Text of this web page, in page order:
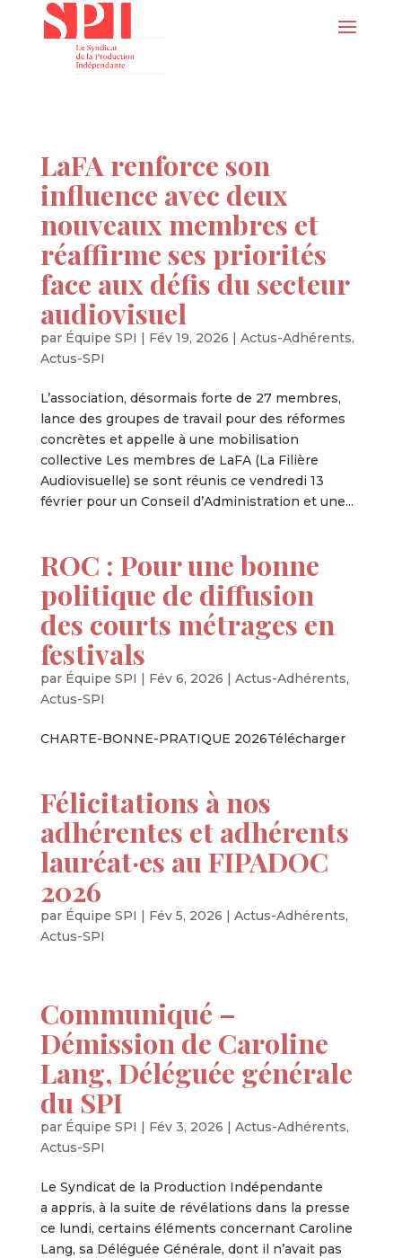
LaFA renforce son
influence avec deux
nouveaux membres et
réaffirme ses priorités
face aux défis du secteur
audiovisuel
par Équipe SPI | Fév 19, 2026 | Actus-Adhérents,
Actus-SPI
L’association, désormais forte de 27 membres,
lance des groupes de travail pour des réformes
concrètes et appelle à une mobilisation
collective Les membres de LaFA (La Filière
Audiovisuelle) se sont réunis ce vendredi 13
février pour un Conseil d’Administration et une...
ROC : Pour une bonne
politique de diffusion
des courts métrages en
festivals
par Équipe SPI | Fév 6, 2026 | Actus-Adhérents,
Actus-SPI
CHARTE-BONNE-PRATIQUE 2026Télécharger
Félicitations à nos
adhérentes et adhérents
lauréat·es au FIPADOC
2026
par Équipe SPI | Fév 5, 2026 | Actus-Adhérents,
Actus-SPI
Communiqué –
Démission de Caroline
Lang, Déléguée générale
du SPI
par Équipe SPI | Fév 3, 2026 | Actus-Adhérents,
Actus-SPI
Le Syndicat de la Production Indépendante
a appris, à la suite de révélations dans la presse
ce lundi, certains éléments concernant Caroline
Lang, sa Déléguée Générale, dont il n’avait pas